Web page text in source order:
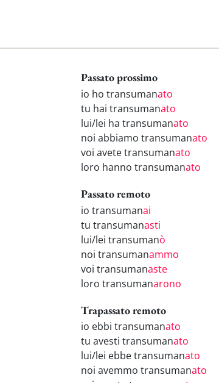
Passato prossimo
io ho transumanato
tu hai transumanato
lui/lei ha transumanato
noi abbiamo transumanato
voi avete transumanato
loro hanno transumanato
Passato remoto
io transumanai
tu transumanasti
lui/lei transumanò
noi transumanammo
voi transumanaste
loro transumanarono
Trapassato remoto
io ebbi transumanato
tu avesti transumanato
lui/lei ebbe transumanato
noi avemmo transumanato